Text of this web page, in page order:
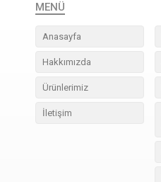
MENÜ
Anasayfa
Hakkımızda
Ürünlerimiz
İletişim